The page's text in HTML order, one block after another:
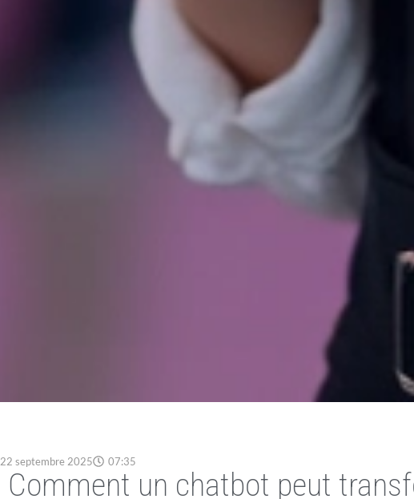
22 septembre 2025 07:35
Comment un chatbot peut